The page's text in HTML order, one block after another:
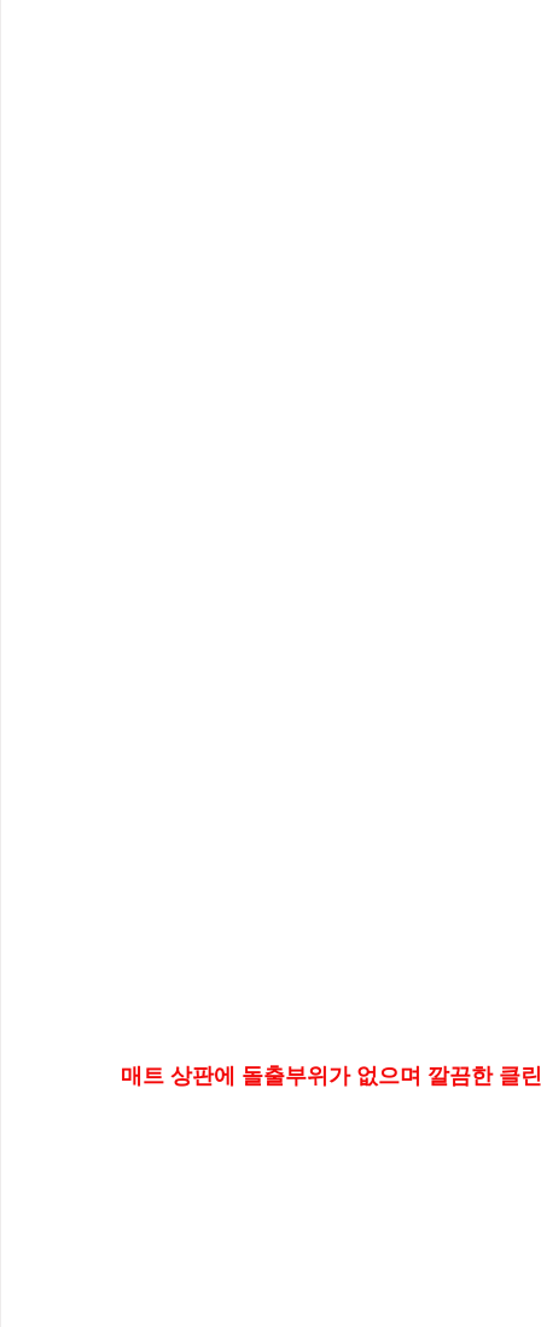
매트 상판에 돌출부위가 없으며 깔끔한 클